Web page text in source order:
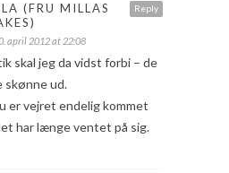
Reply
(FRU MILLAS
april 2012 at 22:08
skal jeg da vidst forbi – de
skønne ud.
er vejret endelig kommet
har længe ventet på sig.